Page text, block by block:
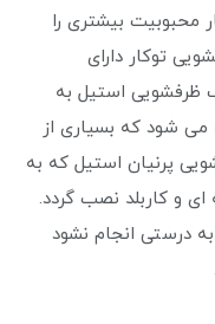
بیشتری را
توکار دارای
ظرفشویی استیل به
می‌ شود که بسیاری از
پرنیان استیل که به
و کاربلد نصب گردد.
درستی انجام نشود